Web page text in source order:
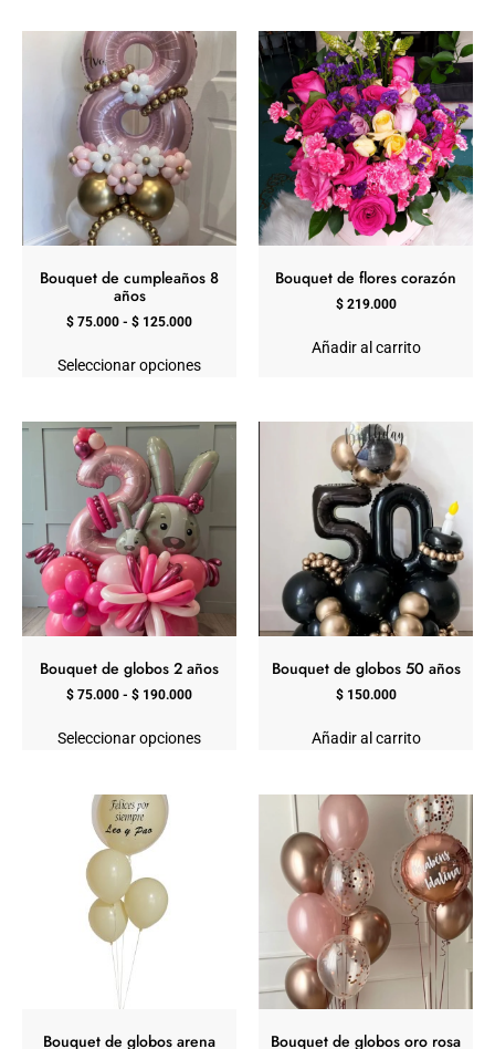
Bouquet de cumpleaños 8
años
$ 75.000 - $ 125.000
Seleccionar opciones
Bouquet de flores corazón
$219.000
Añadir al carrito
Bouquet de globos 2 años
$ 75.000 - $ 190.000
Seleccionar opciones
Bouquet de globos 50 años
$150.000
Añadir al carrito
Bouquet de globos arena
Bouquet de globos oro rosa